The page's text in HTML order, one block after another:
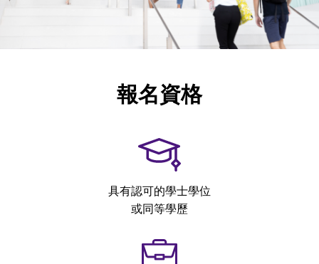
報名資格
具有認可的學士學位
或同等學歷